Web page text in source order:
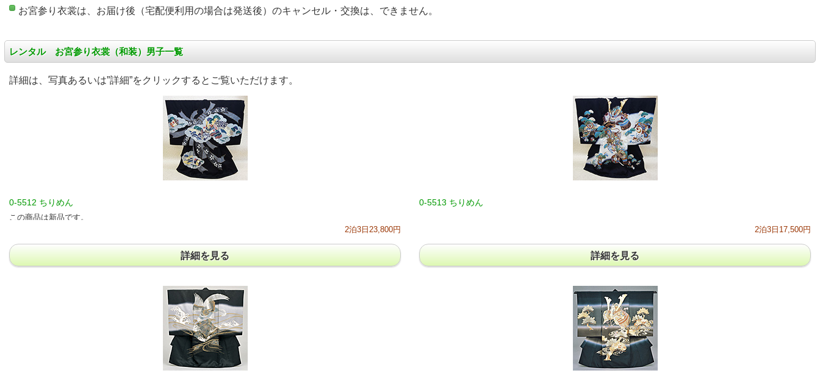
お宮参り衣裳は、お届け後（宅配便利用の場合は発送後）のキャンセル・交換は、できません。
レンタル お宮参り衣裳（和装）男子一覧
詳細は、写真あるいは”詳細”をクリックするとご覧いただけます。
0-5512 ちりめん
この商品は新品です。
2泊3日23,800円
詳細を見る
0-5513 ちりめん
2泊3日17,500円
詳細を見る